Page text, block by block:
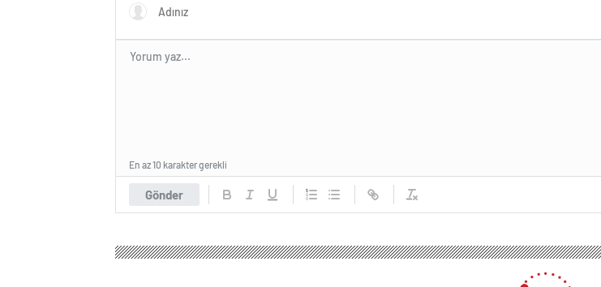
Gönder
En az 10 karakter gerekli